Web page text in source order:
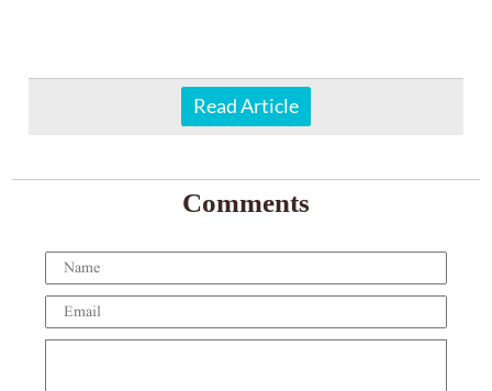
Read Article
Comments